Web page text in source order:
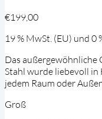
€199,00
19 % MwSt. (EU) und 0
Das
Stahl wurde liebevoll
jedem Raum oder
Groß